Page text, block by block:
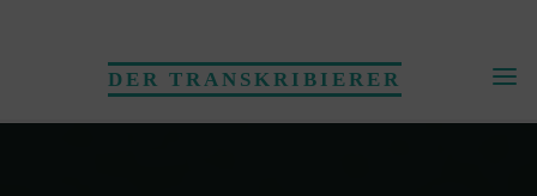
DER TRANSKRIBIERER